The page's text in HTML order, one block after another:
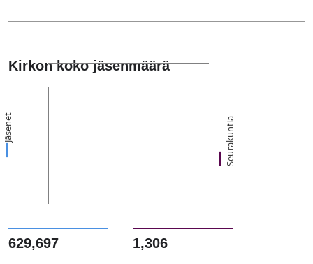
Kirkon koko jäsenmäärä
Jäsenet Seurakuntia
629,697 1,306